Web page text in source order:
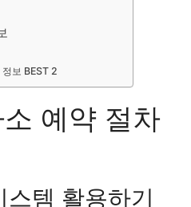
보 BEST 2
예약 절차
템 활용하기